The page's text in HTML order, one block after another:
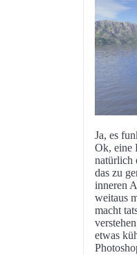
Ja, es
Ok, eine
natürlich
das zu
inneren
weitaus
macht
etwas